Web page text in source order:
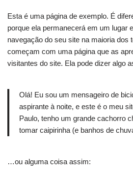
Esta é uma página de exemplo. É
porque ela permanecerá em um lugar
navegação do seu site na maioria dos
começam com uma página que as
visitantes do site. Ela pode dizer algo
Olá! Eu sou um mensageiro de
aspirante à noite, e este é o meu
Paulo, tenho um grande cachorro
tomar caipirinha (e banhos de
…ou alguma coisa assim: